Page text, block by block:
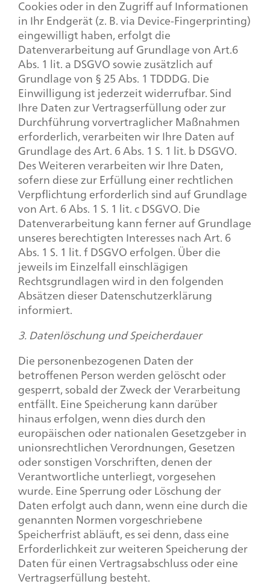
Cookies oder in den Zugriff auf Informationen
in Ihr Endgerät (z. B. via Device-Fingerprinting)
eingewilligt haben, erfolgt die
Datenverarbeitung auf Grundlage von Art.6
Abs. 1 lit. a DSGVO sowie zusätzlich auf
Grundlage von § 25 Abs. 1 TDDDG. Die
Einwilligung ist jederzeit widerrufbar. Sind
Ihre Daten zur Vertragserfüllung oder zur
Durchführung vorvertraglicher Maßnahmen
erforderlich, verarbeiten wir Ihre Daten auf
Grundlage des Art. 6 Abs. 1 S. 1 lit. b DSGVO.
Des Weiteren verarbeiten wir Ihre Daten,
sofern diese zur Erfüllung einer rechtlichen
Verpflichtung erforderlich sind auf Grundlage
von Art. 6 Abs. 1 S. 1 lit. c DSGVO. Die
Datenverarbeitung kann ferner auf Grundlage
unseres berechtigten Interesses nach Art. 6
Abs. 1 S. 1 lit. f DSGVO erfolgen. Über die
jeweils im Einzelfall einschlägigen
Rechtsgrundlagen wird in den folgenden
Absätzen dieser Datenschutzerklärung
informiert.
3. Datenlöschung und Speicherdauer
Die personenbezogenen Daten der
betroffenen Person werden gelöscht oder
gesperrt, sobald der Zweck der Verarbeitung
entfällt. Eine Speicherung kann darüber
hinaus erfolgen, wenn dies durch den
europäischen oder nationalen Gesetzgeber in
unionsrechtlichen Verordnungen, Gesetzen
oder sonstigen Vorschriften, denen der
Verantwortliche unterliegt, vorgesehen
wurde. Eine Sperrung oder Löschung der
Daten erfolgt auch dann, wenn eine durch die
genannten Normen vorgeschriebene
Speicherfrist abläuft, es sei denn, dass eine
Erforderlichkeit zur weiteren Speicherung der
Daten für einen Vertragsabschluss oder eine
Vertragserfüllung besteht.